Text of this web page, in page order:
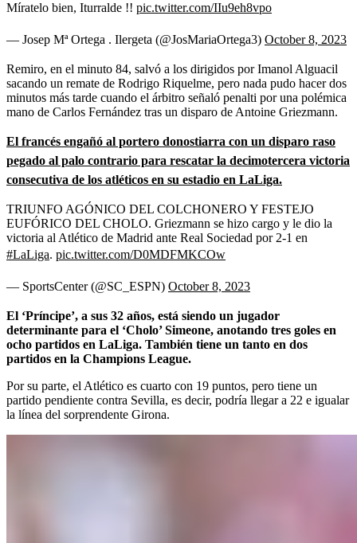
Míratelo bien, Iturralde !! pic.twitter.com/IIu9eh8vpo
— Josep Mª Ortega . Ilergeta (@JosMariaOrtega3) October 8, 2023
Remiro, en el minuto 84, salvó a los dirigidos por Imanol Alguacil
sacando un remate de Rodrigo Riquelme, pero nada pudo hacer dos
minutos más tarde cuando el árbitro señaló penalti por una polémica
mano de Carlos Fernández tras un disparo de Antoine Griezmann.
El francés engañó al portero donostiarra con un disparo raso
pegado al palo contrario para rescatar la decimotercera victoria
consecutiva de los atléticos en su estadio en LaLiga.
TRIUNFO AGÓNICO DEL COLCHONERO Y FESTEJO
EUFÓRICO DEL CHOLO. Griezmann se hizo cargo y le dio la
victoria al Atlético de Madrid ante Real Sociedad por 2-1 en
#LaLiga. pic.twitter.com/D0MDFMKCOw
— SportsCenter (@SC_ESPN) October 8, 2023
El ‘Príncipe’, a sus 32 años, está siendo un jugador
determinante para el ‘Cholo’ Simeone, anotando tres goles en
ocho partidos en LaLiga. También tiene un tanto en dos
partidos en la Champions League.
Por su parte, el Atlético es cuarto con 19 puntos, pero tiene un
partido pendiente contra Sevilla, es decir, podría llegar a 22 e igualar
la línea del sorprendente Girona.